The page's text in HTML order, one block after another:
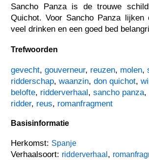
Sancho Panza is de trouwe
Quichot. Voor Sancho Panza lijken
veel drinken en een goed bed
Trefwoorden
gevecht,gouverneur, reuzen, molen,
ridderschap,waanzin,don quichot,
belofte, ridderverhaal,sancho panza,
ridder, reus, romanfragment
Basisinformatie
Herkomst: Spanje
Verhaalsoort: ridderverhaal ,